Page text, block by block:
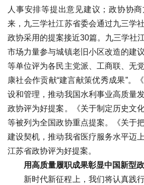
人事安排等提出意见建议；政协协
来，九三学社江苏省委会通过九三学
政协采用的提案接近30篇。九三学社
市场力量参与城镇老旧小区改造的建
等单位评为各民主党派、工商联、无
康社会作贡献“建言献策优秀成果”。
设和管理，推动我国水利事业高质量
政协评为好提案。《关于制定历史文
等被列为全国政协重点提案。《关于
建设契机，推动我省医疗服务水平迈
江苏省政协评为好提案。
用高质量履职成果彰显中国新型
新时代新征程上，我们将认真践